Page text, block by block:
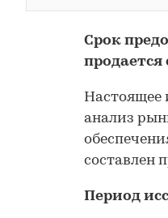
Срок
продается
Настоящее
анализ
составлен
Период